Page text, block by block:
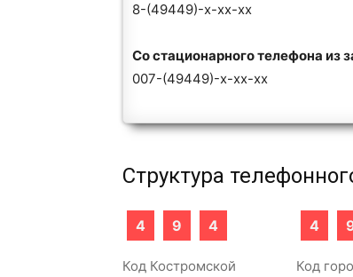
8-(49449)-x-xx-xx
Со стационарного телефона из
007-(49449)-x-xx-xx
Структура
4 9 4
Код Костромской
4
Код